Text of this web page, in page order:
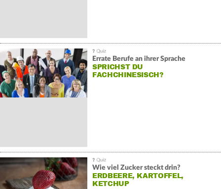
Errate Berufe an ihrer Sprache
SPRICHST DU
FACHCHINESISCH?
Wie viel Zucker steckt drin?
ERDBEERE, KARTOFFEL,
KETCHUP